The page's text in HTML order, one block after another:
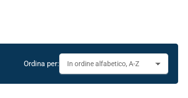
Ordina per: